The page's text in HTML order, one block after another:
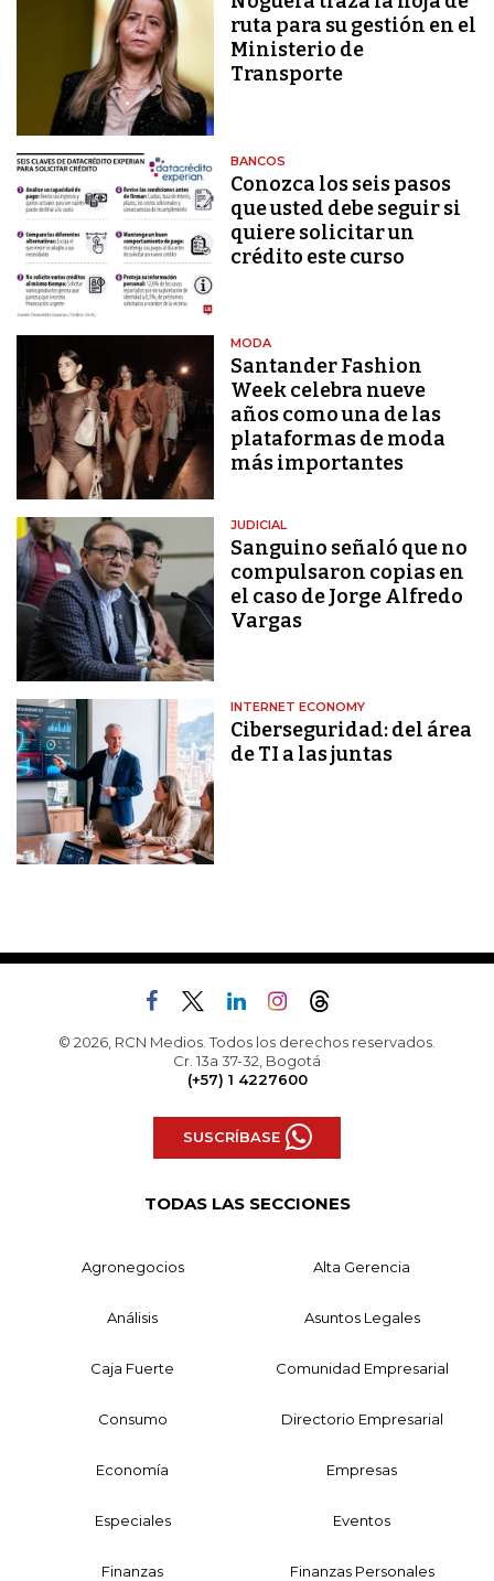
ruta para su gestión en el
Ministerio de
Transporte
BANCOS
Conozca los seis pasos
que usted debe seguir si
quiere solicitar un
crédito este curso
MODA
Santander Fashion
Week celebra nueve
años como una de las
plataformas de moda
más importantes
JUDICIAL
Sanguino señaló que no
compulsaron copias en
el caso de Jorge Alfredo
Vargas
INTERNET ECONOMY
Ciberseguridad: del área
de TI a las juntas
© 2026, RCN Medios. Todos los derechos reservados.
Cr. 13a 37-32, Bogotá
(+57) 1 4227600
SUSCRÍBASE
TODAS LAS SECCIONES
Agronegocios Alta Gerencia
Análisis Asuntos Legales
Caja Fuerte Comunidad Empresarial
Consumo Directorio Empresarial
Economía Empresas
Especiales Eventos
Finanzas Finanzas Personales